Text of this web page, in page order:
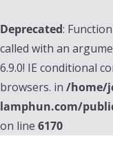
Deprecated:
called with an
6.9.0! IE conditional
browsers. in /home/
lamphun.com/
on line 6170